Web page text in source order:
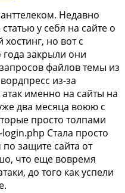
Недавно
у себя на сайте о
но вот с
года закрыли они
файлов темы из
из-за
именно на сайты на
два месяца воюю с
просто толпами
Стала просто
защите сайта от
что еще вовремя
до того как успели